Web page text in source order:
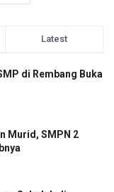
Latest
di Rembang Buka
Murid, SMPN 2